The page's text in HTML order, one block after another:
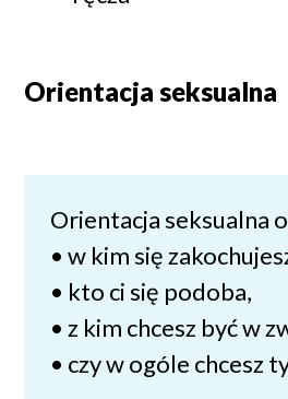
Orientacja seksualna
Orientacja seksualna
• w kim się
• kto ci się podoba,
• z kim chcesz być w
• czy w ogóle chcesz